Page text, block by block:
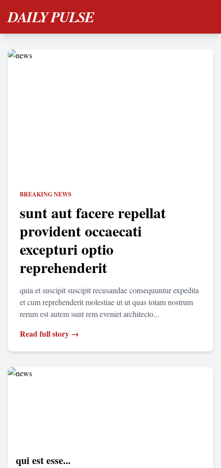
DAILY PULSE
BREAKING NEWS
sunt aut facere repellat
provident occaecati
excepturi optio
reprehenderit
quia et suscipit suscipit recusandae consequuntur expedita
et cum reprehenderit molestiae ut ut quas totam nostrum
rerum est autem sunt rem eveniet architecto...
Read full story →
qui est esse...